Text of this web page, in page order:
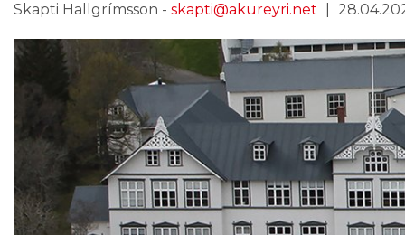
Skapti Hallgrímsson - skapti@akureyri.net